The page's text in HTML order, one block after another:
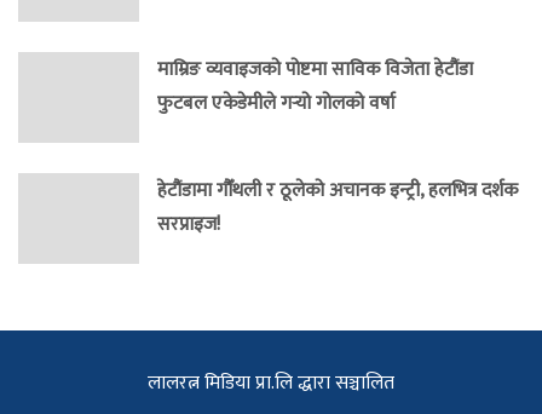
माम्रिङ व्यवाइजको पोष्टमा साविक विजेता हेटौंडा
फुटबल एकेडेमीले गर्‍यो गोलको वर्षा
हेटौंडामा गौँथली र ठूलेको अचानक इन्ट्री, हलभित्र दर्शक
सरप्राइज!
लालरत्न मिडिया प्रा.लि द्धारा सञ्चालित